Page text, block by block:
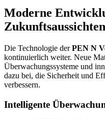
Moderne
Zukunftsaussichten
Die Technologie derPEN N
kontinuierlich weiter. Neue
Überwachungssysteme und
dazu bei, die Sicherheit und
verbessern.
Intelligente